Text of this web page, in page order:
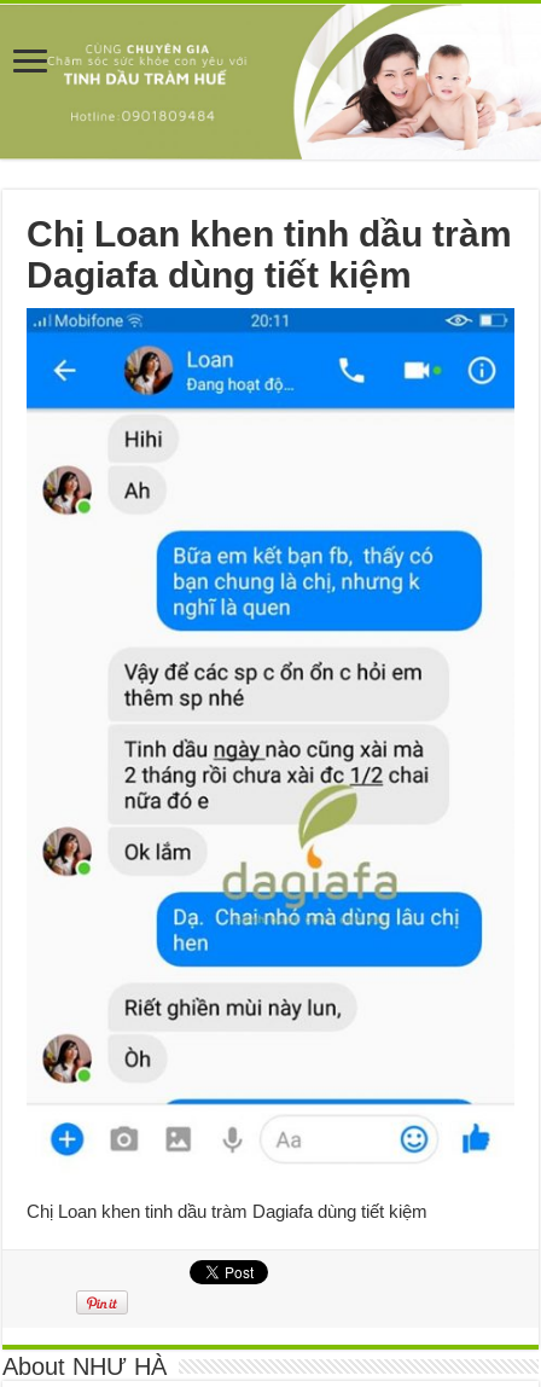
Chị Loan khen tinh dầu tràm
Dagiafa dùng tiết kiệm
Chị Loan khen tinh dầu tràm Dagiafa dùng tiết kiệm
About NHƯ HÀ